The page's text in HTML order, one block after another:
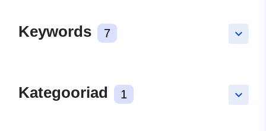
keyboard_arrow_down
Keywords 7
keyboard_arrow_down
Kategooriad 1